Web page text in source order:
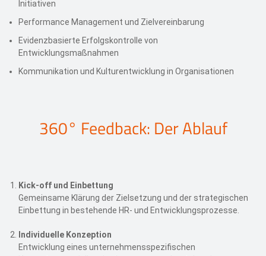
Initiativen
Performance Management und Zielvereinbarung
Evidenzbasierte Erfolgskontrolle von
Entwicklungsmaßnahmen
Kommunikation und Kulturentwicklung in Organisationen
360° Feedback: Der Ablauf
Kick-off und Einbettung
Gemeinsame Klärung der Zielsetzung und der strategischen
Einbettung in bestehende HR- und Entwicklungsprozesse.
Individuelle Konzeption
Entwicklung eines unternehmensspezifischen